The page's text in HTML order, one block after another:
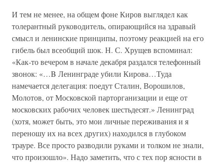
И тем не менее, на общем фоне Киров выглядел как
толерантный руководитель, опирающийся на здравый
смысл и ленинские принципы, поэтому реакцией на его
гибель был всеобщий шок. Н. С. Хрущев вспоминал:
«Как-то вечером в начале декабря раздался телефонный
звонок: «…B Ленинграде убили Кирова…Туда
намечается делегация: поедут Сталин, Ворошилов,
Молотов, от Московской парторганизации и еще от
московских рабочих человек шестьдесят.» Ленинград
(хотя, может быть, это мои личные переживания и я
переношу их на всех других) находился в глубоком
трауре. Все просто разводили руками и толком не знали,
что произошло». Надо заметить, что с тех пор ясности в